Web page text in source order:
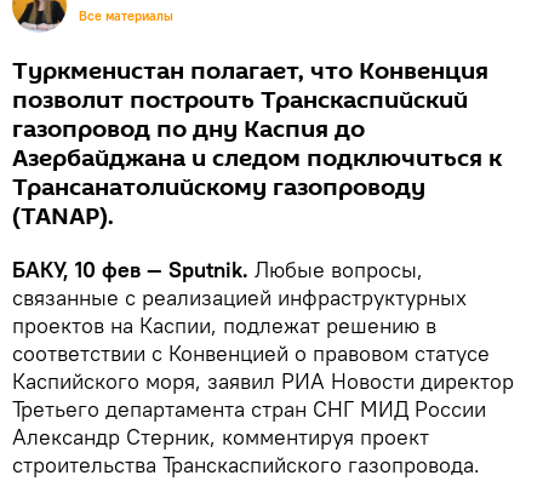
Все материалы
Туркменистан полагает, что Конвенция
позволит построить Транскаспийский
газопровод по дну Каспия до
Азербайджана и следом подключиться к
Трансанатолийскому газопроводу
(TANAP).
БАКУ, 10 фев — Sputnik. Любые вопросы,
связанные с реализацией инфраструктурных
проектов на Каспии, подлежат решению в
соответствии с Конвенцией о правовом статусе
Каспийского моря, заявил РИА Новости директор
Третьего департамента стран СНГ МИД России
Александр Стерник, комментируя проект
строительства Транскаспийского газопровода.